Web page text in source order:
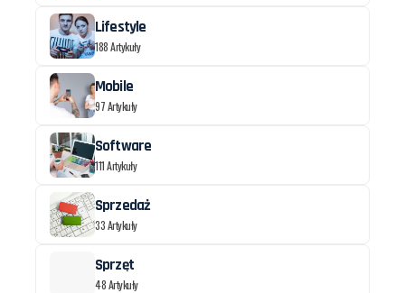
Lifestyle
188 Artykuły
Mobile
97 Artykuły
Software
111 Artykuły
Sprzedaż
33 Artykuły
Sprzęt
48 Artykuły